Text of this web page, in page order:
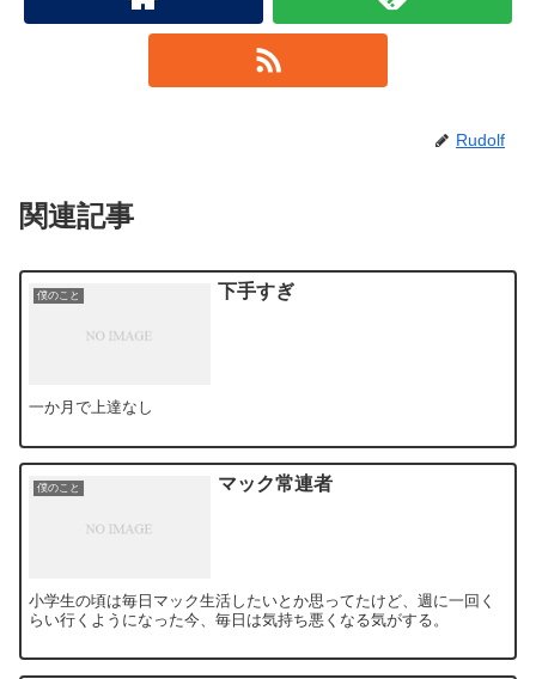
Rudolf
関連記事
僕のこと 下手すぎ
一か月で上達なし
僕のこと マック常連者
小学生の頃は毎日マック生活したいとか思ってたけど、週に一回く
らい行くようになった今、毎日は気持ち悪くなる気がする。